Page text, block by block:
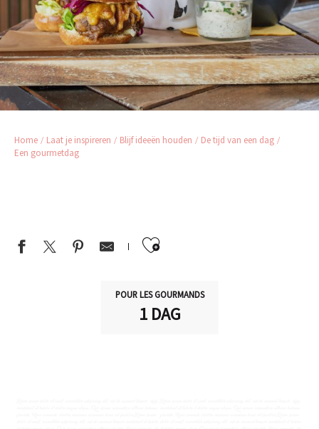
Home Laat je inspireren Blijf ideeën houden
De tijd van een dag
Een gourmetdag
Ajouter aux
POUR LES GOURMANDS
1 DAG